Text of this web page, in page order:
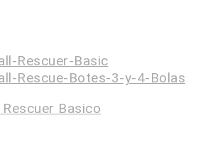
Basico